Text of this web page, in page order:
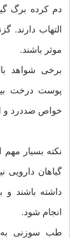
دم کرده برگ
التهاب دارند.
موثر باشند.
برخی شواهد
پوست درخت بید
خواص ضددرد و
نکته بسیار
گیاهان دارویی
داشته باشند
انجام شود.
طب سوزنی به